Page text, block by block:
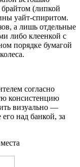
(липкой
уайт-спиритом.
а лишь отдельные
либо клеенкой с
порядке бумагой
согласно
консистенцию
визуально —
над банкой, за